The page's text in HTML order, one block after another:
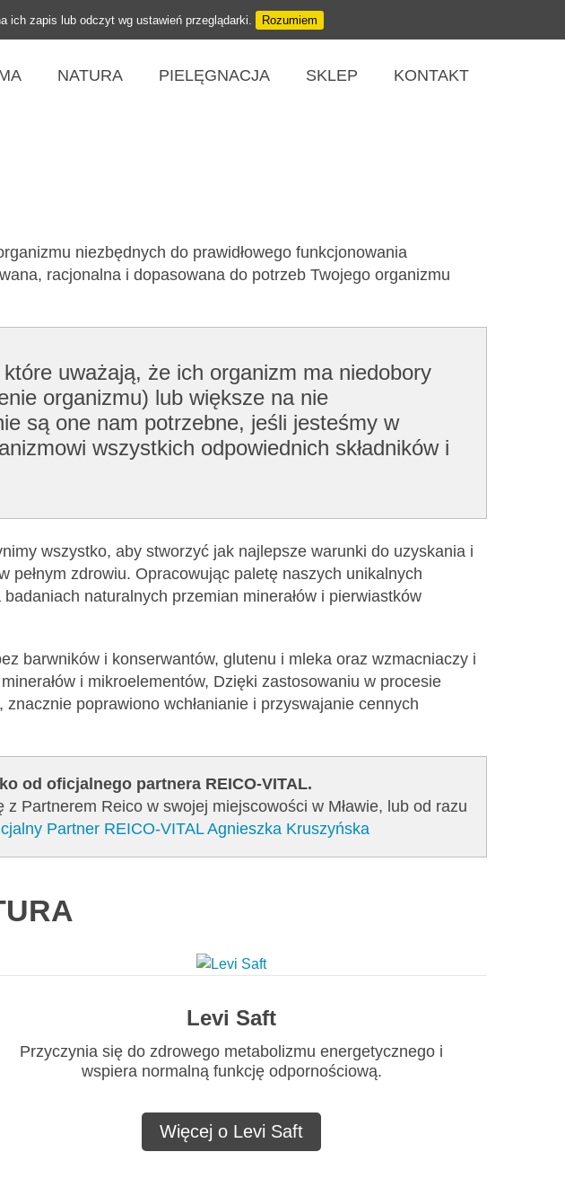
ich zapis lub odczyt wg ustawień przeglądarki. Rozumiem
NATURA PIELĘGNACJA SKLEP KONTAKT
niezbędnych do prawidłowego funkcjonowania
racjonalna i dopasowana do potrzeb Twojego organizmu
uważają, że ich organizm ma niedobory
organizmu) lub większe na nie
są one nam potrzebne, jeśli jesteśmy w
wszystkich odpowiednich składników i
wszystko, aby stworzyć jak najlepsze warunki do uzyskania i
zdrowiu. Opracowując paletę naszych unikalnych
naturalnych przemian minerałów i pierwiastków
barwników i konserwantów, glutenu i mleka oraz wzmacniaczy i
i mikroelementów, Dzięki zastosowaniu w procesie
poprawiono wchłanianie i przyswajanie cennych
od oficjalnego partnera REICO-VITAL.
Partnerem Reico w swojej miejscowości w Mławie, lub od razu
Partner REICO-VITAL Agnieszka Kruszyńska
Levi Saft
Przyczynia się do zdrowego metabolizmu energetycznego i
wspiera normalną funkcję odpornościową.
Więcej o Levi Saft